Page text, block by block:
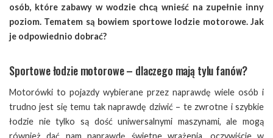
osób, które zabawy w wodzie chcą wnieść na zupełnie inny
poziom. Tematem są bowiem sportowe lodzie motorowe. Jak
je odpowiednio dobrać?
Sportowe łodzie motorowe – dlaczego mają tylu fanów?
Motorówki to pojazdy wybierane przez naprawdę wiele osób i
trudno jest się temu tak naprawdę dziwić – te zwrotne i szybkie
łodzie nie tylko są dość uniwersalnymi maszynami, ale mogą